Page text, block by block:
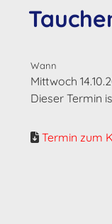
Wann
Mittwoch
Dieser Termin
Termin zum